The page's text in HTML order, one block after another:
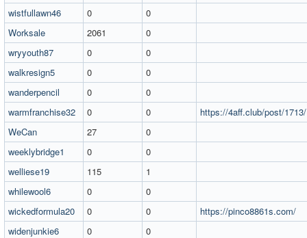
wistfullawn46
0
0
Worksale
2061
0
wryyouth87
0
0
walkresign5
0
0
wanderpencil
0
0
warmfranchise32
0 0
https://4aff.club/post/1713/
WeCan
27
0
weeklybridge1
0
0
welliese19
115
1
whilewool6
0
0
wickedformula20
0 0
https://pinco8861s.com/
widenjunkie6
0
0